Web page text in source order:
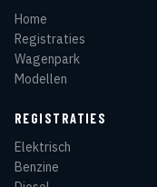
Home
Registraties
Wagenpark
Modellen
REGISTRATIES
Elektrisch
Benzine